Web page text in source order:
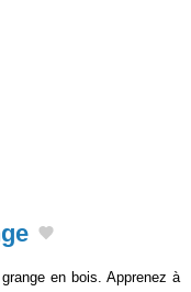
en bois. Apprenez à